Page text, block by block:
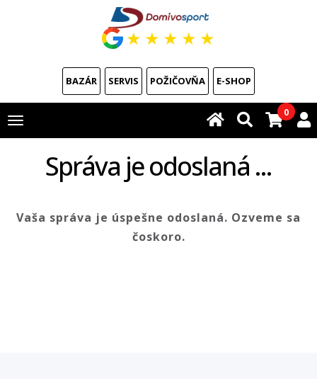
★ ★ ★ ★ ★
BAZÁR SERVIS POŽIČOVŇA E-SHOP
Toggle
navigation
0
Správa je odoslaná ...
Vaša správa je úspešne odoslaná. Ozveme sa
čoskoro.